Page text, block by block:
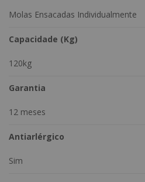
Molas Ensacadas Individualmente
Capacidade (Kg)
120kg
Garantia
12 meses
Antiarlérgico
Sim